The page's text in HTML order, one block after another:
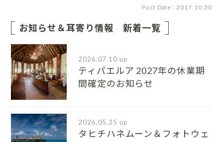
Post Date : 2017.10.30
お知らせ＆耳寄り情報 新着一覧
2026.07.10 up
ティパエルア 2027年の休業期
間確定のお知らせ
2026.05.25 up
タヒチハネムーン＆フォトウェ